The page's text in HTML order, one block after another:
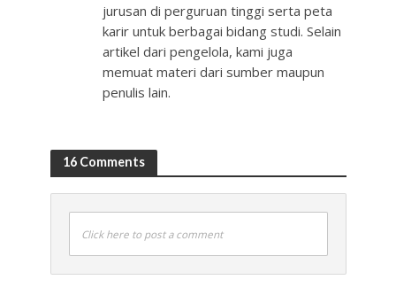
jurusan di perguruan tinggi serta peta
karir untuk berbagai bidang studi. Selain
artikel dari pengelola, kami juga
memuat materi dari sumber maupun
penulis lain.
16 Comments
Click here to post a comment